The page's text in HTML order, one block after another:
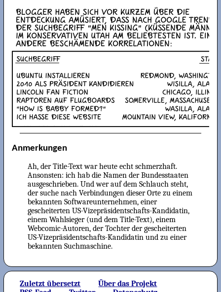
Anmerkungen
Ah, der Title-Text war heute echt schmerzhaft.
Ansonsten: ich hab die Namen der Bundesstaaten
ausgeschrieben. Und wer auf dem Schlauch steht,
der suche nach Verbindungen dieser Orte zu einem
bekannten Softwareunternehmen, einer
gescheiterten US-Vizepräsidentschafts-Kandidatin,
einem Wahlsieger (und dem Title-Text), einem
Webcomic-Autoren, der Tochter der gescheiterten
US-Vizepräsidentschafts-Kandidatin und zu einer
bekannten Suchmaschine.
Zuletzt übersetzt
Über das Projekt